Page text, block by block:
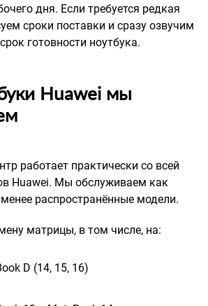
дня. Если требуется редкая
сроки поставки и сразу озвучим
готовности ноутбука.
Huawei мы
работает практически со всей
Huawei. Мы обслуживаем как
распространённые модели.
матрицы, в том числе, на:
D (14, 15, 16)